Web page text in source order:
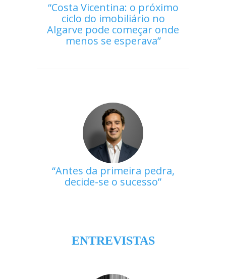
Costa Vicentina: o próximo
ciclo do imobiliário no
Algarve pode começar onde
menos se esperava
Antes da primeira pedra,
decide-se o sucesso
ENTREVISTAS